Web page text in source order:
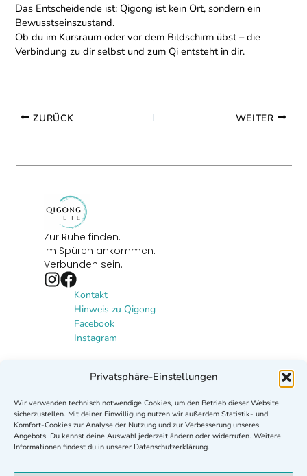
Privatsphäre-Einstellungen
Wir verwenden technisch notwendige Cookies, um den Betrieb dieser Website
sicherzustellen. Mit deiner Einwilligung nutzen wir außerdem Statistik- und
Komfort-Cookies zur Analyse der Nutzung und zur Verbesserung unseres
Angebots. Du kannst deine Auswahl jederzeit ändern oder widerrufen. Weitere
Informationen findest du in unserer Datenschutzerklärung.
Das Entscheidende ist: Qigong ist kein Ort, sondern ein
Bewusstseinszustand.
Ob du im Kursraum oder vor dem Bildschirm übst – die
Verbindung zu dir selbst und zum Qi entsteht in dir.
ZURÜCK WEITER
Zur Ruhe finden.
Im Spüren ankommen.
Verbunden sein.
Kontakt
Hinweis zu Qigong
Facebook
Instagram
Newsletter
Lust auf mehr Qigong? Abonniere
meinen Newsletter und erhalte
Neuigkeiten, Qigong-Angebote und
Inspirationen.